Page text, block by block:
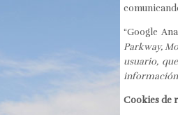
“Google
Parkway,
usuario,
información
Cookies de